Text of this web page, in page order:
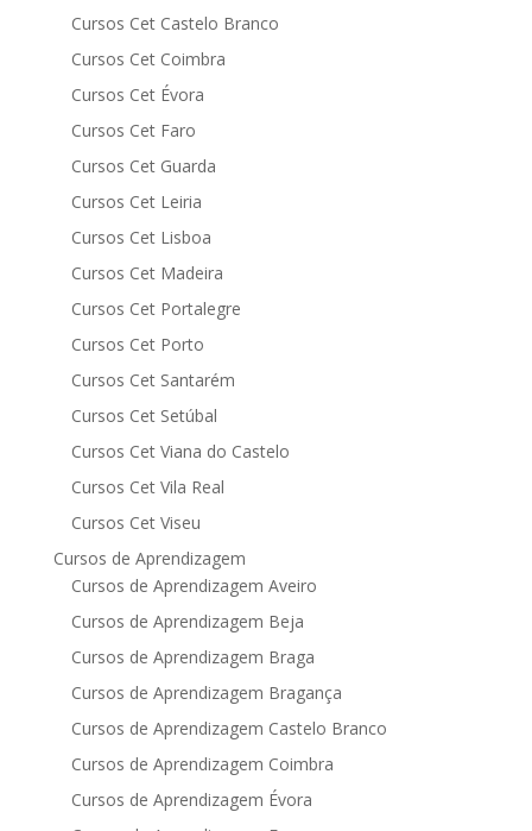
Cursos Cet Castelo Branco
Cursos Cet Coimbra
Cursos Cet Évora
Cursos Cet Faro
Cursos Cet Guarda
Cursos Cet Leiria
Cursos Cet Lisboa
Cursos Cet Madeira
Cursos Cet Portalegre
Cursos Cet Porto
Cursos Cet Santarém
Cursos Cet Setúbal
Cursos Cet Viana do Castelo
Cursos Cet Vila Real
Cursos Cet Viseu
Cursos de Aprendizagem
Cursos de Aprendizagem Aveiro
Cursos de Aprendizagem Beja
Cursos de Aprendizagem Braga
Cursos de Aprendizagem Bragança
Cursos de Aprendizagem Castelo Branco
Cursos de Aprendizagem Coimbra
Cursos de Aprendizagem Évora